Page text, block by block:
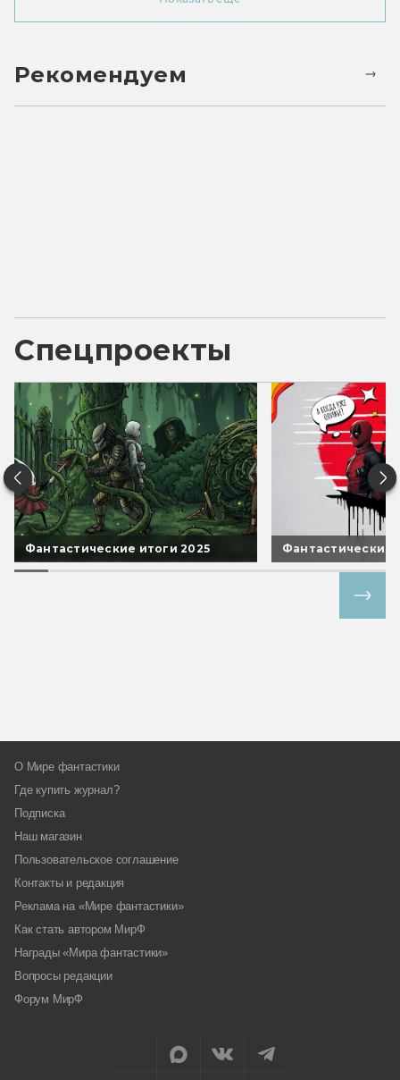
Рекомендуем
Спецпроекты
Фантастические итоги 2025 Фантастические
О Мире фантастики
Где купить журнал?
Подписка
Наш магазин
Пользовательское соглашение
Контакты и редакция
Реклама на «Мире фантастики»
Как стать автором МирФ
Награды «Мира фантастики»
Вопросы редакции
Форум МирФ